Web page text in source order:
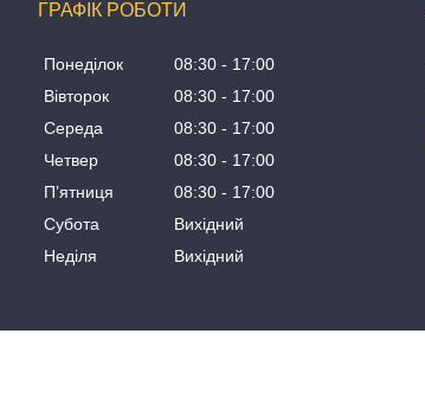
ГРАФІК РОБОТИ
Понеділок 08:30
17:00
Вівторок
08:30
17:00
Середа
08:30
17:00
Четвер
08:30
17:00
Пʼятниця
08:30
17:00
Субота
Вихідний
Неділя
Вихідний